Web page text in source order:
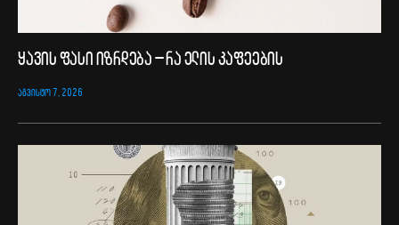
ყავის ფასი იზრდება – რა ელის კაფეების
ᲐᲒᲕᲘᲡᲢᲝ 7, 2026